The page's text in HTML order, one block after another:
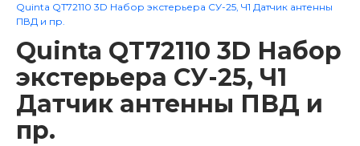
Quinta QT72110 3D Набор экстерьера СУ-25, Ч1 Датчик антенны
ПВД и пр.
Quinta QT72110 3D Набор
экстерьера СУ-25, Ч1
Датчик антенны ПВД и
пр.